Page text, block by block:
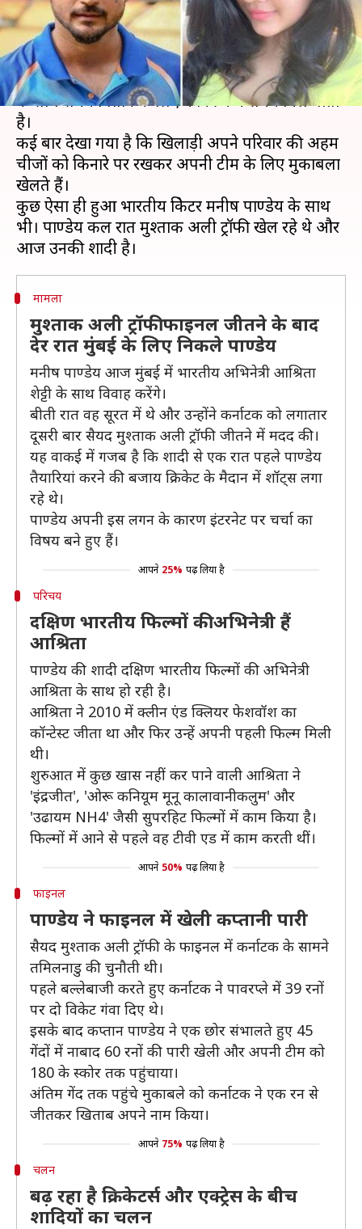
Neeraj Pandey
क्या है खबर?
क्रिकेटर्स का जीवन काफी मुश्किल रहता है और उन्हें परिवार
के साथ समय बिताने के लिए काफी कम समय मिल पाता
है।
कई बार देखा गया है कि खिलाड़ी अपने परिवार की अहम
चीजों को किनारे पर रखकर अपनी टीम के लिए मुकाबला
खेलते हैं।
कुछ ऐसा ही हुआ भारतीय क्रिकेटर मनीष पाण्डेय के साथ
भी। पाण्डेय कल रात मुश्ताक अली ट्रॉफी खेल रहे थे और
मामला
मुश्ताक अली ट्रॉफी फाइनल जीतने के बाद
देर रात मुंबई के लिए निकले पाण्डेय
मनीष पाण्डेय आज मुंबई में भारतीय अभिनेत्री आश्रिता
शेट्टी के साथ विवाह करेंगे।
बीती रात वह सूरत में थे और उन्होंने कर्नाटक को लगातार
दूसरी बार सैयद मुश्ताक अली ट्रॉफी जीतने में मदद की।
यह वाकई में गजब है कि शादी से एक रात पहले पाण्डेय
तैयारियां करने की बजाय क्रिकेट के मैदान में शॉट्स लगा
रहे थे।
पाण्डेय अपनी इस लगन के कारण इंटरनेट पर चर्चा का
विषय बने हुए हैं।
आपने 25% पढ़ लिया है
परिचय
दक्षिण भारतीय फिल्मों की अभिनेत्री हैं
आश्रिता
पाण्डेय की शादी दक्षिण भारतीय फिल्मों की अभिनेत्री
आश्रिता के साथ हो रही है।
आश्रिता ने 2010 में क्लीन एंड क्लियर फेशवॉश का
कॉन्टेस्ट जीता था और फिर उन्हें अपनी पहली फिल्म मिली
थी।
शुरुआत में कुछ खास नहीं कर पाने वाली आश्रिता ने
'इंद्रजीत', 'ओरू कनियूम मूनू कालावानीकलुम' और
'उढायम NH4' जैसी सुपरहिट फिल्मों में काम किया है।
फिल्मों में आने से पहले वह टीवी एड में काम करती थीं।
आपने 50% पढ़ लिया है
फाइनल
पाण्डेय ने फाइनल में खेली कप्तानी पारी
सैयद मुश्ताक अली ट्रॉफी के फाइनल में कर्नाटक के सामने
तमिलनाडु की चुनौती थी।
पहले बल्लेबाजी करते हुए कर्नाटक ने पावरप्ले में 39 रनों
पर दो विकेट गंवा दिए थे।
इसके बाद कप्तान पाण्डेय ने एक छोर संभालते हुए 45
गेंदों में नाबाद 60 रनों की पारी खेली और अपनी टीम को
180 के स्कोर तक पहुंचाया।
अंतिम गेंद तक पहुंचे मुकाबले को कर्नाटक ने एक रन से
जीतकर खिताब अपने नाम किया।
आपने 75% पढ़ लिया है
चलन
बढ़ रहा है क्रिकेटर्स और एक्ट्रेस के बीच
शादियों का चलन